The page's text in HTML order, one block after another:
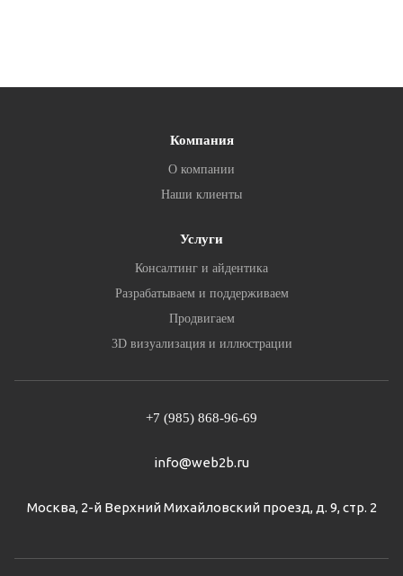
Компания
О компании
Наши клиенты
Услуги
Консалтинг и айдентика
Разрабатываем и поддерживаем
Продвигаем
3D визуализация и иллюстрации
+7 (985) 868-96-69
info@web2b.ru
Москва, 2-й Верхний Михайловский проезд, д. 9, стр. 2